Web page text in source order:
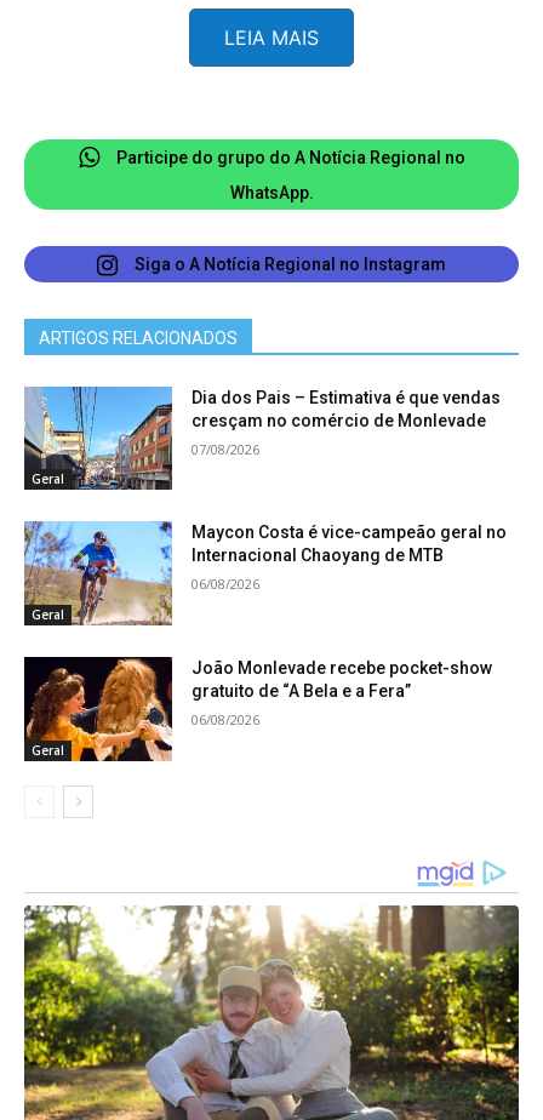
abrangidas pelo PAE serão comunicados e
convidados a participar do simulado em breve.
através dos telefones (31) 99361-0131 ou 199.
LEIA MAIS
Participe do grupo do A Notícia Regional no
WhatsApp.
Siga o A Notícia Regional no Instagram
ARTIGOS RELACIONADOS
Geral
Dia dos Pais – Estimativa é que vendas
cresçam no comércio de Monlevade
07/08/2026
Geral
Maycon Costa é vice-campeão geral no
Internacional Chaoyang de MTB
06/08/2026
Geral
João Monlevade recebe pocket-show
gratuito de “A Bela e a Fera”
06/08/2026